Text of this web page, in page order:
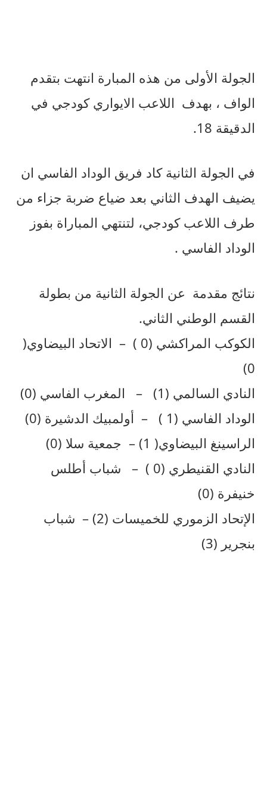
الجولة الأولى من هذه المبارة انتهت بتقدم
الواف ، بهدف اللاعب الايواري كودجي في
الدقيقة 18.
في الجولة الثانية كاد فريق الوداد الفاسي ان
يضيف الهدف الثاني بعد ضياع ضربة جزاء من
طرف اللاعب كودجي، لتنتهي المباراة بفوز
الوداد الفاسي .
نتائج مقدمة عن الجولة الثانية من بطولة
القسم الوطني الثاني.
الكوكب المراكشي (0 ) – الاتحاد البيضاوي(
0)
النادي السالمي (1) – المغرب الفاسي (0)
الوداد الفاسي (1 ) – أولمبيك الدشيرة (0)
الراسينغ البيضاوي( 1) – جمعية سلا (0)
النادي القنيطري (0 ) – شباب أطلس
خنيفرة (0)
الإتحاد الزموري للخميسات (2) – شباب
بنجرير (3)